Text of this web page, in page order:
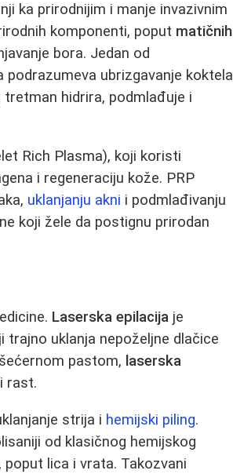
ka prirodnijim i manje invazivnim
komponenti, poput matičnih
bora. Jedan od
podrazumeva ubrizgavanje koktela
hidrira, podmlađuje i
Rich Plasma), koji koristi
i regeneraciju kože. PRP
uklanjanju akni i podmlađivanju
koji žele da postignu prirodan
Laserska epilacija je
uklanja nepoželjne dlačice
pastom, laserska
rast.
strija i hemijski piling.
od klasičnog hemijskog
lica i vrata. Takozvani